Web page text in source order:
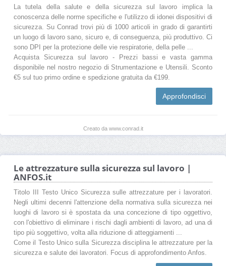
La tutela della salute e della sicurezza sul lavoro implica la
conoscenza delle norme specifiche e l'utilizzo di idonei dispositivi di
sicurezza. Su Conrad trovi più di 1000 articoli in grado di garantirti
un luogo di lavoro sano, sicuro e, di conseguenza, più produttivo. Ci
sono DPI per la protezione delle vie respiratorie, della pelle ...
Acquista Sicurezza sul lavoro - Prezzi bassi e vasta gamma
disponibile nel nostro negozio di Strumentazione e Utensili. Sconto
€5 sul tuo primo ordine e spedizione gratuita da €199.
Approfondisci
Creato da www.conrad.it
Le attrezzature sulla sicurezza sul lavoro |
ANFOS.it
Titolo III Testo Unico Sicurezza sulle attrezzature per i lavoratori.
Negli ultimi decenni l'attenzione della normativa sulla sicurezza nei
luoghi di lavoro si è spostata da una concezione di tipo oggettivo,
con l'obiettivo di eliminare i rischi dagli ambienti di lavoro, ad una di
tipo più soggettivo, volta alla riduzione di atteggiamenti ...
Come il Testo Unico sulla Sicurezza disciplina le attrezzature per la
sicurezza e salute dei lavoratori. Focus di approfondimento Anfos.